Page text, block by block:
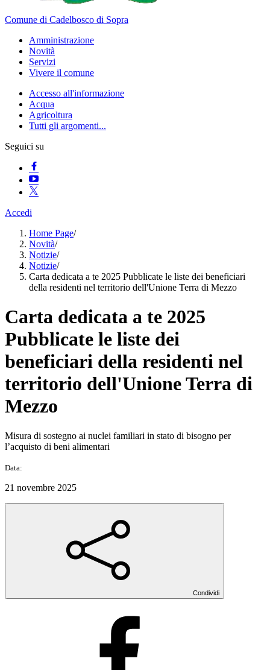
Comune di Cadelbosco di Sopra
Amministrazione
Novità
Servizi
Vivere il comune
Accesso all'informazione
Acqua
Agricoltura
Tutti gli argomenti...
Seguici su
Accedi
Home Page/
Novità/
Notizie/
Notizie/
Carta dedicata a te 2025 Pubblicate le liste dei beneficiari
della residenti nel territorio dell'Unione Terra di Mezzo
Carta dedicata a te 2025
Pubblicate le liste dei
beneficiari della residenti nel
territorio dell'Unione Terra di
Mezzo
Misura di sostegno ai nuclei familiari in stato di bisogno per
l’acquisto di beni alimentari
Data:
21 novembre 2025
Condividi